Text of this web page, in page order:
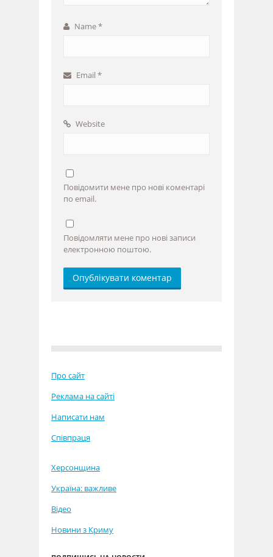
Name*
Email *
Website
Повідомити мене про нові коментарі
по email.
Повідомляти мене про нові записи
електронною поштою.
Про сайт
Реклама на сайті
Написати нам
Співпраця
Херсонщина
Україна: важливе
Відео
Новини з Криму